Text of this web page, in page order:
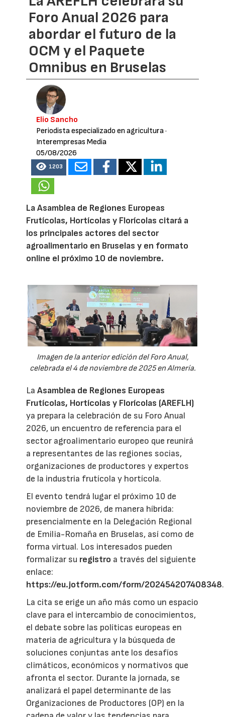
Foro Anual 2026 para
abordar el futuro de la
OCM y el Paquete
Omnibus en Bruselas
Elio Sancho
Periodista especializado en agricultura·
Interempresas Media
05/08/2026
1203
La Asamblea de Regiones Europeas
Frutícolas, Hortícolas y Florícolas citará a
los principales actores del sector
agroalimentario en Bruselas y en formato
online el próximo 10 de noviembre.
Imagen de la anterior edición del Foro Anual,
celebrada el 4 de noviembre de 2025 en Almería.
LaAsamblea de Regiones Europeas
Frutícolas, Hortícolas y Florícolas (AREFLH)
ya prepara la celebración de su Foro Anual
2026, un encuentro de referencia para el
sector agroalimentario europeo que reunirá
a representantes de las regiones socias,
organizaciones de productores y expertos
de la industria frutícola y hortícola.
El evento tendrá lugar el próximo 10 de
noviembre de 2026, de manera híbrida:
presencialmente en la Delegación Regional
de Emilia-Romaña en Bruselas, así como de
forma virtual. Los interesados pueden
formalizar su registro a través del siguiente
enlace:
https://eu.jotform.com/form/202454207408348.
La cita se erige un año más como un espacio
clave para el intercambio de conocimientos,
el debate sobre las políticas europeas en
materia de agricultura y la búsqueda de
soluciones conjuntas ante los desafíos
climáticos, económicos y normativos que
afronta el sector. Durante la jornada, se
analizará el papel determinante de las
Organizaciones de Productores (OP) en la